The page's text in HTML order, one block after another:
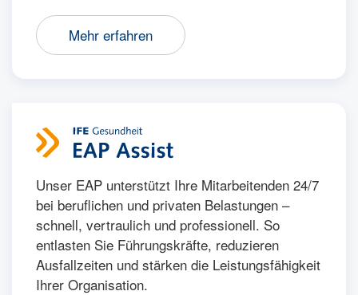
Mehr erfahren
Unser EAP unterstützt Ihre Mitarbeitenden 24/7
bei beruflichen und privaten Belastungen –
schnell, vertraulich und professionell. So
entlasten Sie Führungskräfte, reduzieren
Ausfallzeiten und stärken die Leistungsfähigkeit
Ihrer Organisation.